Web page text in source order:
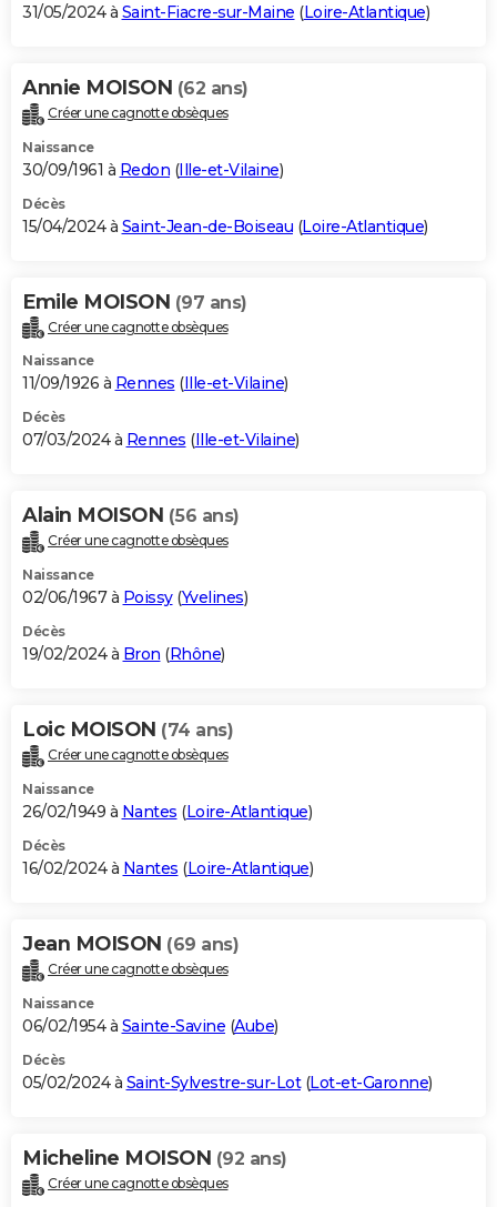
31/05/2024 à Saint-Fiacre-sur-Maine (Loire-Atlantique)
Annie MOISON (62 ans)
Créer une cagnotte obsèques
Naissance
30/09/1961 à Redon (Ille-et-Vilaine)
Décès
15/04/2024 à Saint-Jean-de-Boiseau (Loire-Atlantique)
Emile MOISON (97 ans)
Créer une cagnotte obsèques
Naissance
11/09/1926 à Rennes (Ille-et-Vilaine)
Décès
07/03/2024 à Rennes (Ille-et-Vilaine)
Alain MOISON (56 ans)
Créer une cagnotte obsèques
Naissance
02/06/1967 à Poissy(Yvelines)
Décès
19/02/2024 à Bron (Rhône)
Loic MOISON (74 ans)
Créer une cagnotte obsèques
Naissance
26/02/1949 à Nantes (Loire-Atlantique)
Décès
16/02/2024 à Nantes (Loire-Atlantique)
Jean MOISON (69 ans)
Créer une cagnotte obsèques
Naissance
06/02/1954 à Sainte-Savine (Aube)
Décès
05/02/2024 à Saint-Sylvestre-sur-Lot(Lot-et-Garonne)
Micheline MOISON (92 ans)
Créer une cagnotte obsèques